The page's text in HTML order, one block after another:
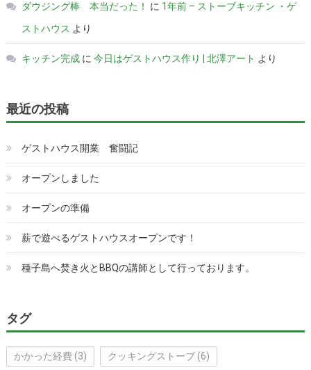
ダウジング棒 本当だった！ に 1年前 – ストーブキッチン ・ゲ
ストハウス より
キッチン完成に 今日はゲストハウス作り | 北澤アート より
最近の投稿
ゲストハウス開業 奮闘記
オープンしました
オープンの準備
薪で遊べるゲストハウスオープンです！
種子島へ焚き火とBBQの講師として行っております。
タグ
かかった経費(3) クッキングストーブ(6)